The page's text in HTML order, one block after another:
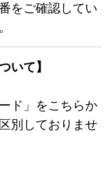
をご確認してい
いて】
ド」をこちらか
別しておりませ